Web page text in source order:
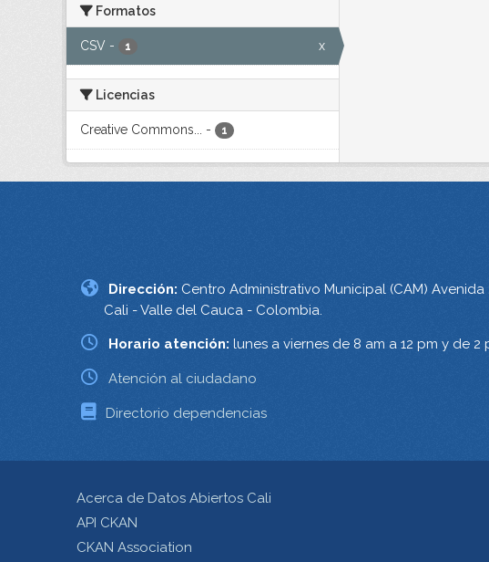
Formatos
CSV - 1 x
Licencias
Creative Commons... - 1
Dirección: Centro Administrativo Municipal (CAM) Avenida
Cali - Valle del Cauca - Colombia.
Horario atención: lunes a viernes de 8 am a 12 pm y de 2
Atención al ciudadano
Directorio dependencias
Acerca de Datos Abiertos Cali
API CKAN
CKAN Association